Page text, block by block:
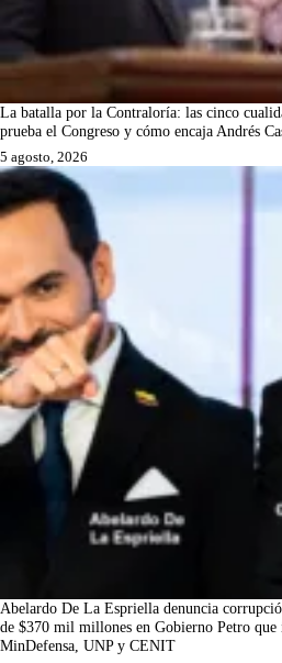
La batalla por la Contraloría: las cinco
prueba el Congreso y cómo encaja Andrés
5 agosto, 2026
Abelardo De La Espriella denuncia
de $370 mil millones en Gobierno Petro que
MinDefensa, UNP y CENIT